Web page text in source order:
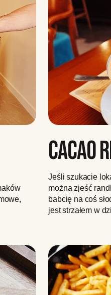
CACAO
Jeśli szukacie
można zjeść
babcię na coś
jest strzałem w